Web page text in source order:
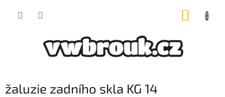
žaluzie zadního skla KG 14